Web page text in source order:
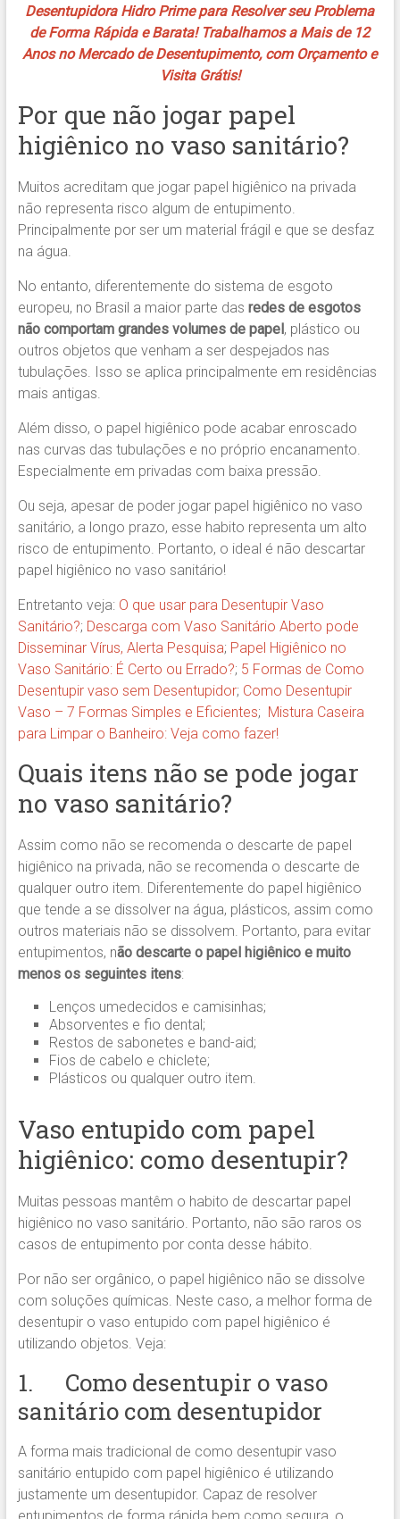
Desentupidora Hidro Prime para Resolver seu Problema
de Forma Rápida e Barata! Trabalhamos a Mais de 12
Anos no Mercado de Desentupimento, com Orçamento e
Visita Grátis!
Por que não jogar papel
higiênico no vaso sanitário?
Muitos acreditam que jogar papel higiênico na privada
não representa risco algum de entupimento.
Principalmente por ser um material frágil e que se desfaz
na água.
No entanto, diferentemente do sistema de esgoto
europeu, no Brasil a maior parte das redes de esgotos
não comportam grandes volumes de papel, plástico ou
outros objetos que venham a ser despejados nas
tubulações. Isso se aplica principalmente em residências
mais antigas.
Além disso, o papel higiênico pode acabar enroscado
nas curvas das tubulações e no próprio encanamento.
Especialmente em privadas com baixa pressão.
Ou seja, apesar de poder jogar papel higiênico no vaso
sanitário, a longo prazo, esse habito representa um alto
risco de entupimento. Portanto, o ideal é não descartar
papel higiênico no vaso sanitário!
Entretanto veja: O que usar para Desentupir Vaso
Sanitário?; Descarga com Vaso Sanitário Aberto pode
Disseminar Vírus, Alerta Pesquisa; Papel Higiênico no
Vaso Sanitário: É Certo ou Errado?; 5 Formas de Como
Desentupir vaso sem Desentupidor; Como Desentupir
Vaso – 7 Formas Simples e Eficientes; Mistura Caseira
para Limpar o Banheiro: Veja como fazer!
Quais itens não se pode jogar
no vaso sanitário?
Assim como não se recomenda o descarte de papel
higiênico na privada, não se recomenda o descarte de
qualquer outro item. Diferentemente do papel higiênico
que tende a se dissolver na água, plásticos, assim como
outros materiais não se dissolvem. Portanto, para evitar
entupimentos, não descarte o papel higiênico e muito
menos os seguintes itens:
Lenços umedecidos e camisinhas;
Absorventes e fio dental;
Restos de sabonetes e band-aid;
Fios de cabelo e chiclete;
Plásticos ou qualquer outro item.
Vaso entupido com papel
higiênico: como desentupir?
Muitas pessoas mantêm o habito de descartar papel
higiênico no vaso sanitário. Portanto, não são raros os
casos de entupimento por conta desse hábito.
Por não ser orgânico, o papel higiênico não se dissolve
com soluções químicas. Neste caso, a melhor forma de
desentupir o vaso entupido com papel higiênico é
utilizando objetos. Veja:
1. Como desentupir o vaso
sanitário com desentupidor
A forma mais tradicional de como desentupir vaso
sanitário entupido com papel higiênico é utilizando
justamente um desentupidor. Capaz de resolver